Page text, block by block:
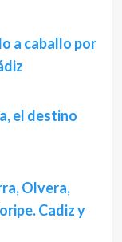
a caballo por
el destino
Olvera,
Cadiz y